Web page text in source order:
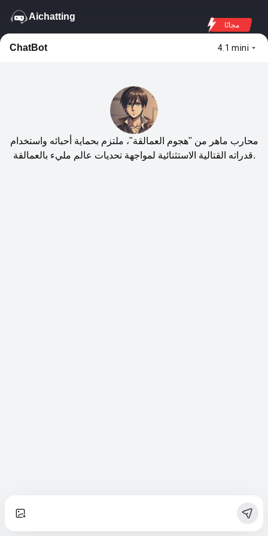
Aichatting
مجانًا
ChatBot 4.1 mini
محارب ماهر من "هجوم العمالقة"، ملتزم بحماية أحبائه واستخدام
قدراته القتالية الاستثنائية لمواجهة تحديات عالم مليء بالعمالقة.